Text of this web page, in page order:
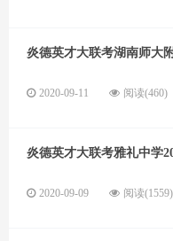
炎德英才大联考湖南师大
2020-09-11 阅读(460)
炎德英才大联考雅礼中学
2020-09-09 阅读(1559)